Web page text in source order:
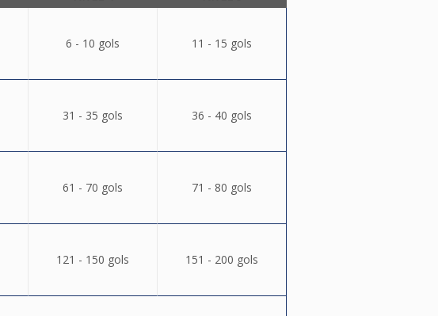
6 - 10 gols 11 - 15 gols
31 - 35 gols 36 - 40 gols
61 - 70 gols 71 - 80 gols
121 - 150 gols 151 - 200 gols